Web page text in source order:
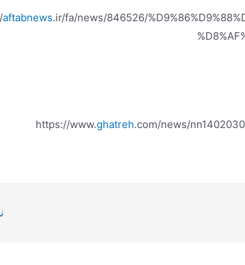
aftabnews.ir/fa/news/846526/
https://www.ghatreh.com/news/